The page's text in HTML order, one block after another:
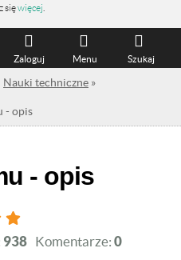
sięwięcej
Szukaj
Menu
Zaloguj
Nauki techniczne »
- opis
- opis
938 Komentarze: 0